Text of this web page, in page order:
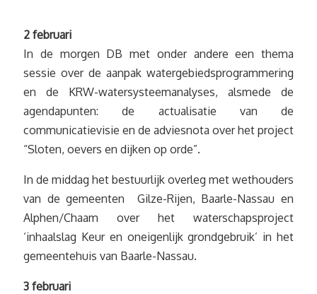
2 februari
In de morgen DB met onder andere een thema
sessie over de aanpak watergebiedsprogrammering
en de KRW-watersysteemanalyses, alsmede de
agendapunten: de actualisatie van de
communicatievisie en de adviesnota over het project
“Sloten, oevers en dijken op orde”.
In de middag het bestuurlijk overleg met wethouders
van de gemeenten Gilze-Rijen, Baarle-Nassau en
Alphen/Chaam over het waterschapsproject
‘inhaalslag Keur en oneigenlijk grondgebruik’ in het
gemeentehuis van Baarle-Nassau.
3 februari